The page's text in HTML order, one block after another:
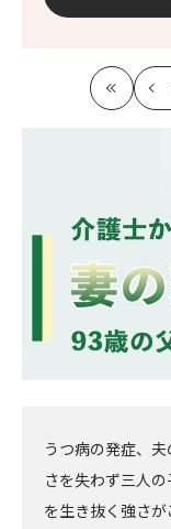
最
うつ病の発症、
さを失わず三人
を生き抜く強さ